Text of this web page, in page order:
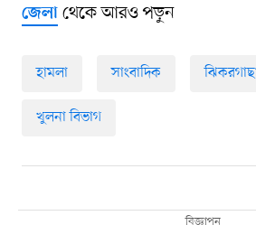
জেলাথেকে আরও পড়ুন
হামলা সাংবাদিক
খুলনা বিভাগ